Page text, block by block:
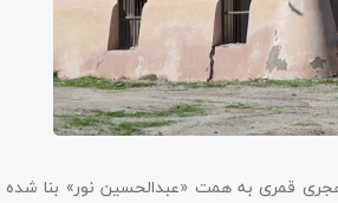
شمال شرقی جزیره کیش، مسجد بسیار زیبایی وجود دارد که در سال ۱۲۸۵ هجری قمری به همت «عبدالحسین نور» بنا شده